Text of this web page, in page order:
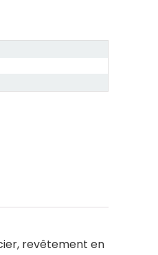
revêtement en